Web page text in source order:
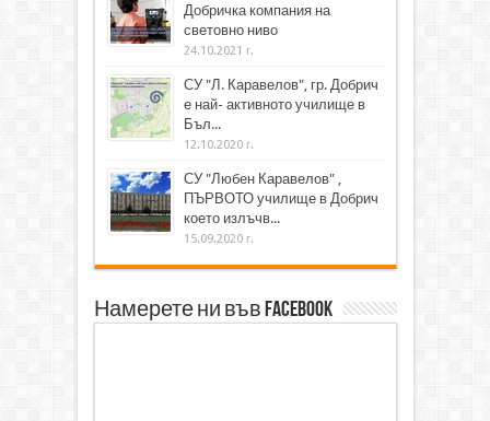
Добричка компания на
световно ниво
24.10.2021 г.
СУ "Л. Каравелов", гр. Добрич
е най- активното училище в
Бъл...
12.10.2020 г.
СУ "Любен Каравелов" ,
ПЪРВОТО училище в Добрич
което излъчв...
15.09.2020 г.
Намерете ни във Facebook